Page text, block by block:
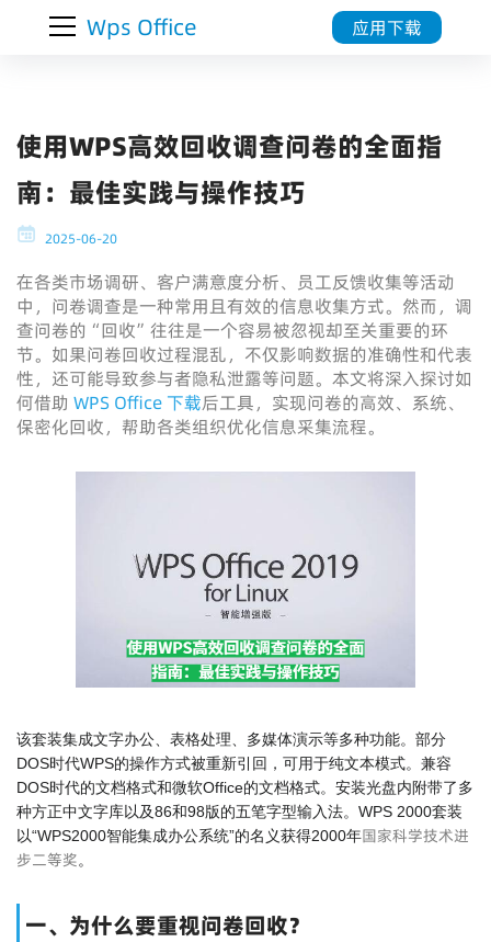
Wps Office 应用下载
使用WPS高效回收调查问卷的全面指
南：最佳实践与操作技巧
2025-06-20
在各类市场调研、客户满意度分析、员工反馈收集等活动
中，问卷调查是一种常用且有效的信息收集方式。然而，调
查问卷的“回收”往往是一个容易被忽视却至关重要的环
节。如果问卷回收过程混乱，不仅影响数据的准确性和代表
性，还可能导致参与者隐私泄露等问题。本文将深入探讨如
何借助 WPS Office 下载后工具，实现问卷的高效、系统、
保密化回收，帮助各类组织优化信息采集流程。
该套装集成文字办公、表格处理、多媒体演示等多种功能。部分
DOS时代WPS的操作方式被重新引回，可用于纯文本模式。兼容
DOS时代的文档格式和微软Office的文档格式。安装光盘内附带了多
种方正中文字库以及86和98版的五笔字型输入法。WPS 2000套装
以“WPS2000智能集成办公系统”的名义获得2000年国家科学技术进
步二等奖。
一、为什么要重视问卷回收？